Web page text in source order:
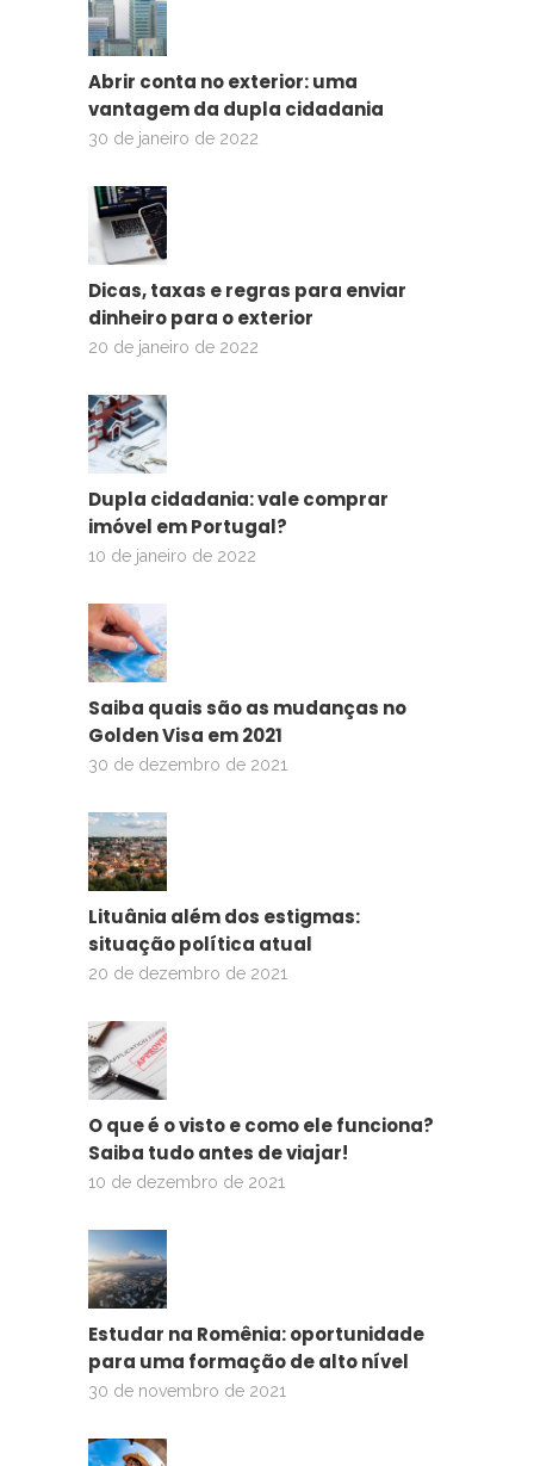
Abrir conta no exterior: uma
vantagem da dupla cidadania
30 de janeiro de 2022
Dicas, taxas e regras para enviar
dinheiro para o exterior
20 de janeiro de 2022
Dupla cidadania: vale comprar
imóvel em Portugal?
10 de janeiro de 2022
Saiba quais são as mudanças no
Golden Visa em 2021
30 de dezembro de 2021
Lituânia além dos estigmas:
situação política atual
20 de dezembro de 2021
O que é o visto e como ele funciona?
Saiba tudo antes de viajar!
10 de dezembro de 2021
Estudar na Romênia: oportunidade
para uma formação de alto nível
30 de novembro de 2021